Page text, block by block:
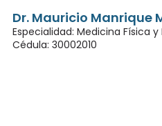
Dr. Mauricio Manrique
Especialidad: Medicina Física
Cédula: 30002010